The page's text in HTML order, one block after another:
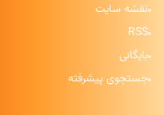
نقشه سایت
RSS
بایگانی
جستجوی پیشرفته